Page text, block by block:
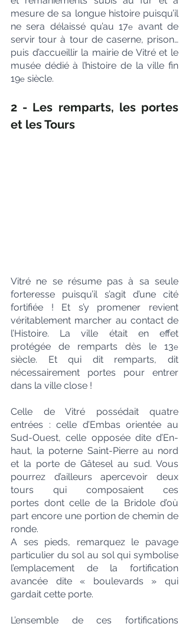
mesure de sa longue histoire puisqu’il
ne sera délaissé qu’au 17e avant de
servir tour à tour de caserne, prison…
puis d’accueillir la mairie de Vitré et le
musée dédié à l’histoire de la ville fin
19e siècle.
2 - Les remparts, les portes
et les Tours
Vitré ne se résume pas à sa seule
forteresse puisqu’il s’agit d’une cité
fortifiée ! Et s’y promener revient
véritablement marcher au contact de
l’Histoire. La ville était en effet
protégée de remparts dès le 13e
siècle. Et qui dit remparts, dit
nécessairement portes pour entrer
dans la ville close !
Celle de Vitré possédait quatre
entrées : celle d’Embas orientée au
Sud-Ouest, celle opposée dite d’En-
haut, la poterne Saint-Pierre au nord
et la porte de Gâtesel au sud. Vous
pourrez d’ailleurs apercevoir deux
tours qui composaient ces
portes dont celle de la Bridole d’où
part encore une portion de chemin de
ronde.
A ses pieds, remarquez le pavage
particulier du sol au sol qui symbolise
l’emplacement de la fortification
avancée dite « boulevards » qui
gardait cette porte.
L’ensemble de ces fortifications